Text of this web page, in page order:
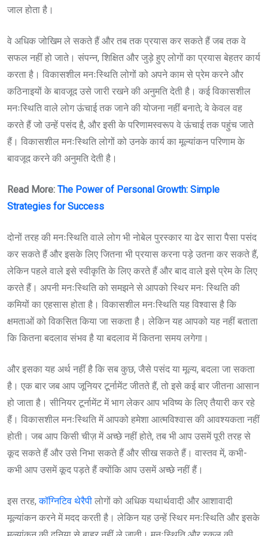
जाल होता है।
वे अधिक जोखिम ले सकते हैं और तब तक प्रयास कर सकते हैं जब तक वे
सफल नहीं हो जाते। संपन्न, शिक्षित और जुड़े हुए लोगों का प्रयास बेहतर कार्य
करता है। विकासशील मनःस्थिति लोगों को अपने काम से प्रेम करने और
कठिनाइयों के बावजूद उसे जारी रखने की अनुमति देती है। कई विकासशील
मनःस्थिति वाले लोग ऊंचाई तक जाने की योजना नहीं बनाते; वे केवल वह
करते हैं जो उन्हें पसंद है, और इसी के परिणामस्वरूप वे ऊंचाई तक पहुंच जाते
हैं। विकासशील मनःस्थिति लोगों को उनके कार्य का मूल्यांकन परिणाम के
बावजूद करने की अनुमति देती है।
Read More: The Power of Personal Growth: Simple
Strategies for Success
दोनों तरह की मनःस्थिति वाले लोग भी नोबेल पुरस्कार या ढेर सारा पैसा पसंद
कर सकते हैं और इसके लिए जितना भी प्रयास करना पड़े उतना कर सकते हैं,
लेकिन पहले वाले इसे स्वीकृति के लिए करते हैं और बाद वाले इसे प्रेम के लिए
करते हैं। अपनी मनःस्थिति को समझने से आपको स्थिर मनः स्थिति की
कमियों का एहसास होता है। विकासशील मनःस्थिति यह विश्वास है कि
क्षमताओं को विकसित किया जा सकता है। लेकिन यह आपको यह नहीं बताता
कि कितना बदलाव संभव है या बदलाव में कितना समय लगेगा।
और इसका यह अर्थ नहीं है कि सब कुछ, जैसे पसंद या मूल्य, बदला जा सकता
है। एक बार जब आप जूनियर टूर्नामेंट जीतते हैं, तो इसे कई बार जीतना आसान
हो जाता है। सीनियर टूर्नामेंट में भाग लेकर आप भविष्य के लिए तैयारी कर रहे
हैं। विकासशील मनःस्थिति में आपको हमेशा आत्मविश्वास की आवश्यकता नहीं
होती। जब आप किसी चीज़ में अच्छे नहीं होते, तब भी आप उसमें पूरी तरह से
कूद सकते हैं और उसे निभा सकते हैं और सीख सकते हैं। वास्तव में, कभी-
कभी आप उसमें कूद पड़ते हैं क्योंकि आप उसमें अच्छे नहीं हैं।
इस तरह,कॉग्निटिव थेरैपी लोगों को अधिक यथार्थवादी और आशावादी
मूल्यांकन करने में मदद करती है। लेकिन यह उन्हें स्थिर मनःस्थिति और इसके